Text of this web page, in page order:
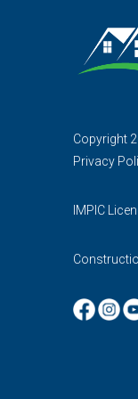
Copyright
Privacy
IMPIC